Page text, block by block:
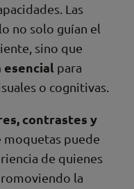
Las
no solo guían el
sino que
para
o cognitivas.
contrastes y
moquetas puede
de quienes
la